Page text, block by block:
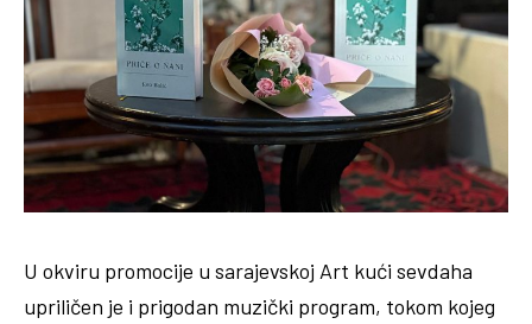
U okviru promocije u sarajevskoj Art kući sevdaha
upriličen je i prigodan muzički program, tokom kojeg